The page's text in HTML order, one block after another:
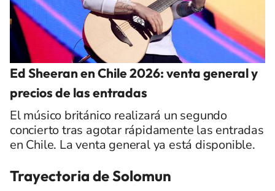
Ed Sheeran en Chile 2026: venta general y
precios de las entradas
El músico británico realizará un segundo
concierto tras agotar rápidamente las entradas
en Chile. La venta general ya está disponible.
Trayectoria de Solomun